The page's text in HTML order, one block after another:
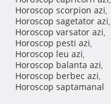
Horoscop scorpion azi,
Horoscop sagetator azi,
Horoscop varsator azi,
Horoscop pesti azi,
Horoscop leu azi,
Horoscop balanta azi,
Horoscop berbec azi,
Horoscop saptamanal